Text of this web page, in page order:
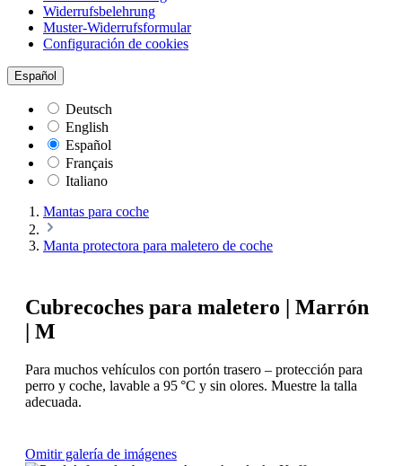
Widerrufsbelehrung
Muster-Widerrufsformular
Configuración de cookies
Español
Deutsch
English
Español
Français
Italiano
Mantas para coche
Manta protectora para maletero de coche
Cubrecoches para maletero | Marrón
| M
Para muchos vehículos con portón trasero – protección para
perro y coche, lavable a 95 °C y sin olores. Muestre la talla
adecuada.
Omitir galería de imágenes